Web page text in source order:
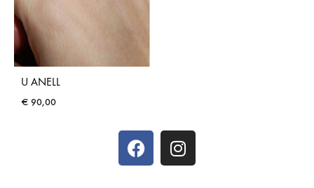
U ANELL
€ 90,00